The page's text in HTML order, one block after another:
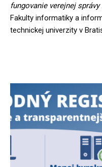
fungovanie verejnej správy
Fakulty informatiky a
technickej univerzity v